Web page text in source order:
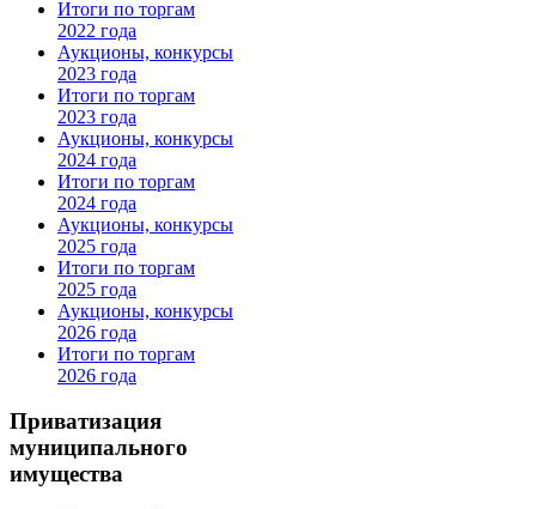
Итоги по торгам
2022 года
Аукционы, конкурсы
2023 года
Итоги по торгам
2023 года
Аукционы, конкурсы
2024 года
Итоги по торгам
2024 года
Аукционы, конкурсы
2025 года
Итоги по торгам
2025 года
Аукционы, конкурсы
2026 года
Итоги по торгам
2026 года
Приватизация
муниципального
имущества